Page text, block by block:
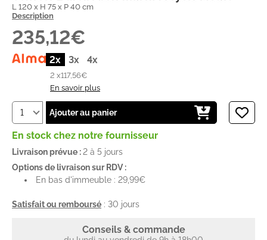
L 120 x H 75 x P 40 cm
Description
235,12€
2x 3x 4x
2 x117,56€
En savoir plus
Ajouter au panier
En stock chez notre fournisseur
Livraison prévue :2 à 5 jours
Options de livraison sur RDV :
En bas d'immeuble : 29,99€
Satisfait ou remboursé : 30 jours
Conseils & commande